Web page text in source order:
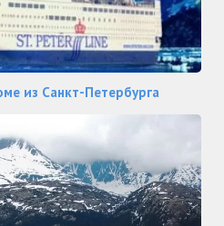
из Санкт-Петербурга